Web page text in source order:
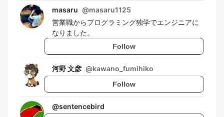
masaru @masaru1125
営業職からプログラミング独学でエンジニアに
なりました。
Follow
河野 文彦 @kawano_fumihiko
Follow
@sentencebird